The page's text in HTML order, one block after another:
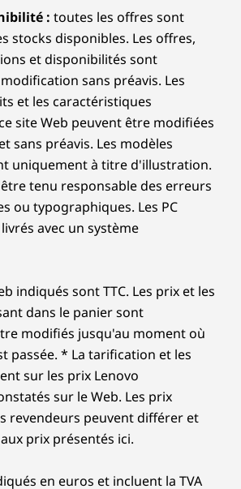
ax)
de Bluetooth®5.0
1
micro
1
ports USB sont approximatives et dépendent de
la capacité de traitement des hôtes/périphériques, les
du système et les environnements d’exécution ;
: toutes les offres sont
stocks disponibles. Les offres,
et disponibilités sont
sans préavis. Les
et les caractéristiques
site Web peuvent être modifiées
sans préavis. Les modèles
uniquement à titre d'illustration.
tenu responsable des erreurs
ou typographiques. Les PC
avec un système
indiqués sont TTC. Les prix et les
dans le panier sont
modifiés jusqu'au moment où
passée. * La tarification et les
sur les prix Lenovo
sur le Web. Les prix
revendeurs peuvent différer et
prix présentés ici.
en euros et incluent la TVA